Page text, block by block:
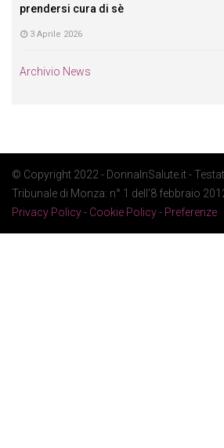
prendersi cura di sè
3 Aprile 2026
Archivio News
© Copyright 2022 - DonnaInSalute.it -
Tribunale di Monza: n° 1 dell'8 febbraio
Privacy Policy- Cookie Policy- Preferenze